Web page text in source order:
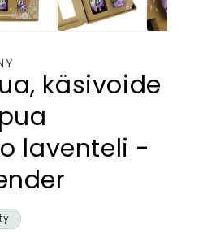
käsivoide
laventeli -